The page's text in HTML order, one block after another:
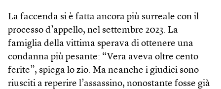
La faccenda si è fatta ancora più surreale con il
processo d’appello, nel settembre 2023. La
famiglia della vittima sperava di ottenere una
condanna più pesante: “Vera aveva oltre cento
ferite”, spiega lo zio. Ma neanche i giudici sono
riusciti a reperire l’assassino, nonostante fosse già